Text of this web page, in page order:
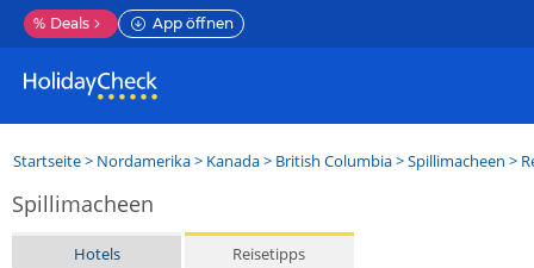
% Deals App öffnen
Startseite> Nordamerika> Kanada> British Columbia>Spillimacheen >
Spillimacheen
Hotels Reisetipps